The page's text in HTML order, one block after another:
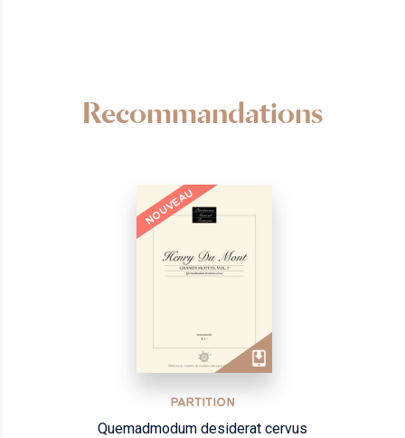
Recommandations
NOUVEAU
PARTITION
Quemadmodum desiderat cervus